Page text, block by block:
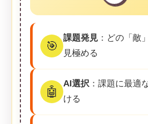
🎯
課題発見 ：どの「敵
見極める
🤖
AI選択 ：課題に最適
ける